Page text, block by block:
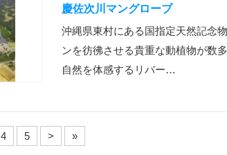
慶佐次川マングローブ
沖縄県東村にある国指定天然記念
ンを彷彿させる貴重な動植物が数
自然を体感するリバー…
4 5 > »